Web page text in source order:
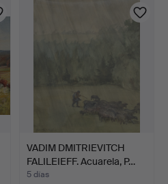
VADIM DMITRIEVITCH
FALILEIEFF. Acuarela, P…
5 días